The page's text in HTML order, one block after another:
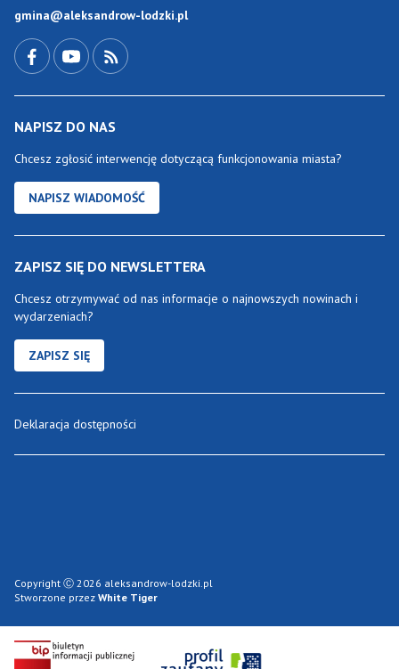
gmina@aleksandrow-lodzki.pl
NAPISZ DO NAS
Chcesz zgłosić interwencję dotyczącą funkcjonowania miasta?
NAPISZ WIADOMOŚĆ
ZAPISZ SIĘ DO NEWSLETTERA
Chcesz otrzymywać od nas informacje o najnowszych nowinach i
wydarzeniach?
ZAPISZ SIĘ
Deklaracja dostępności
Copyright Ⓒ 2026 aleksandrow-lodzki.pl
Stworzone przez White Tiger